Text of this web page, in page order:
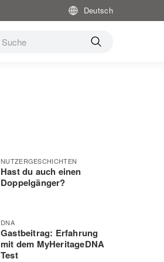
Deutsch
NUTZERGESCHICHTEN
Hast du auch einen
Doppelgänger?
DNA
Gastbeitrag: Erfahrung
mit dem MyHeritageDNA
Test